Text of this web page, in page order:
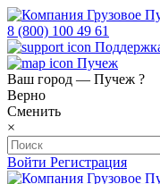
8 (800) 100 49 61
Пучеж
Ваш город — Пучеж ?
Верно
Сменить
×
Войти Регистрация